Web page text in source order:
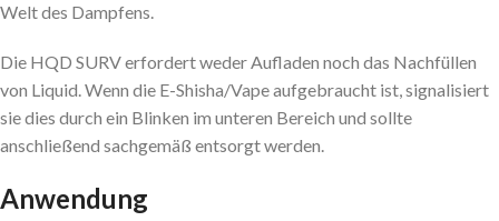
Welt des Dampfens.
Die HQD SURV erfordert weder Aufladen noch das Nachfüllen
von Liquid. Wenn die E-Shisha/Vape aufgebraucht ist, signalisiert
sie dies durch ein Blinken im unteren Bereich und sollte
anschließend sachgemäß entsorgt werden.
Anwendung